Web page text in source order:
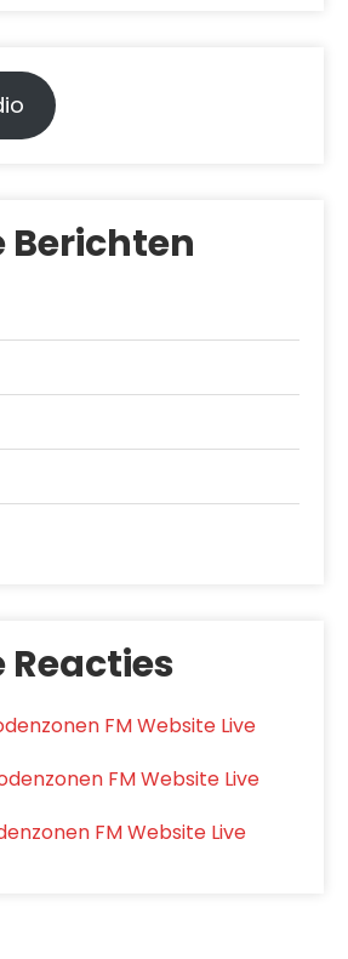
Berichten
Reacties
FM Website Live
FM Website Live
FM Website Live